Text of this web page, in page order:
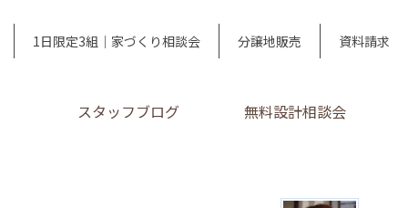
1日限定3組｜家づくり相談会 分譲地販売 資料請求
スタッフブログ 無料設計相談会